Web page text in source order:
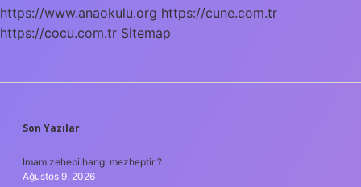
https://www.anaokulu.org https://cune.com.tr
https://cocu.com.tr Sitemap
SIDEBAR
Son Yazılar
İmam zehebi hangi mezheptir ?
Ağustos 9, 2026